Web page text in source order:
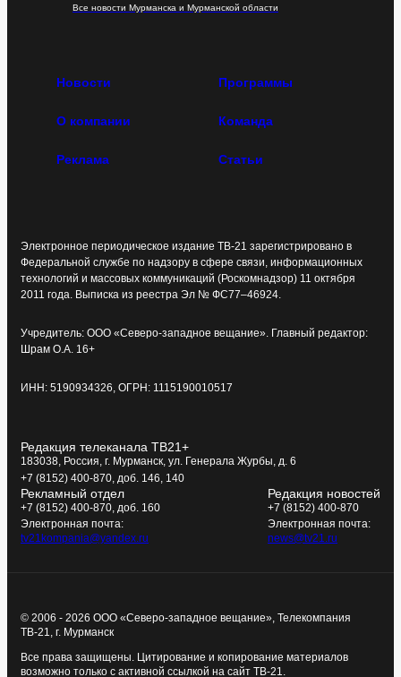
Все новости Мурманска и Мурманской области
Новости Программы
О компании Команда
Реклама Статьи
Электронное периодическое издание ТВ-21 зарегистрировано в
Федеральной службе по надзору в сфере связи, информационных
технологий и массовых коммуникаций (Роскомнадзор) 11 октября
2011 года. Выписка из реестра Эл № ФС77–46924.
Учредитель: ООО «Северо-западное вещание». Главный редактор:
Шрам О.А. 16+
ИНН: 5190934326, ОГРН: 1115190010517
Редакция телеканала ТВ21+
183038, Россия, г. Мурманск, ул. Генерала Журбы, д. 6
+7 (8152) 400-870, доб. 146, 140
Рекламный отдел
+7 (8152) 400-870, доб. 160
Электронная почта:
tv21kompania@yandex.ru
Редакция новостей
+7 (8152) 400-870
Электронная почта:
news@tv21.ru
© 2006 - 2026 ООО «Северо-западное вещание», Телекомпания
ТВ-21, г. Мурманск
Все права защищены. Цитирование и копирование материалов
возможно только с активной ссылкой на сайт ТВ-21.